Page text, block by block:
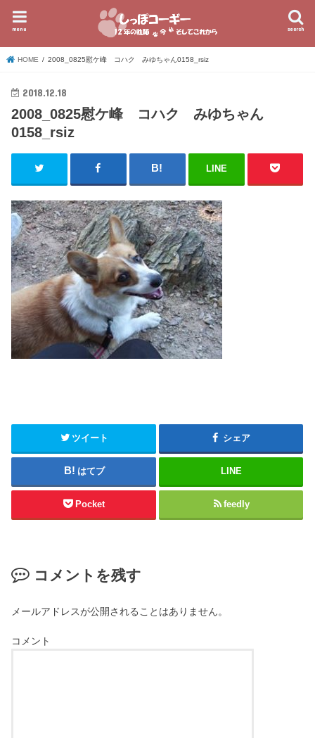
search
menu
HOME 2008_0825慰ケ峰 コハク みゆちゃん0158_rsiz
2018.12.18
2008_0825慰ケ峰 コハク みゆちゃん
0158_rsiz
LINE
ツイート シェア
はてブ LINE
Pocket feedly
コメントを残す
メールアドレスが公開されることはありません。
コメント